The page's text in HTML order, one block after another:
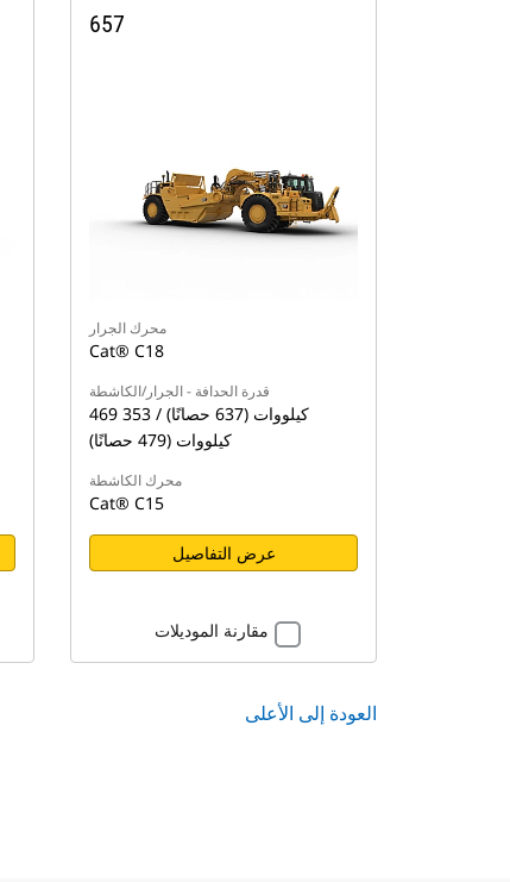
657
محرك الجرار
Cat® C18
قدرة الحدافة - الجرار/الكاشطة
469 كيلووات (637 حصانًا) / 353
كيلووات (479 حصانًا)
محرك الكاشطة
Cat® C15
عرض التفاصيل
مقارنة الموديلات
العودة إلى الأعلى